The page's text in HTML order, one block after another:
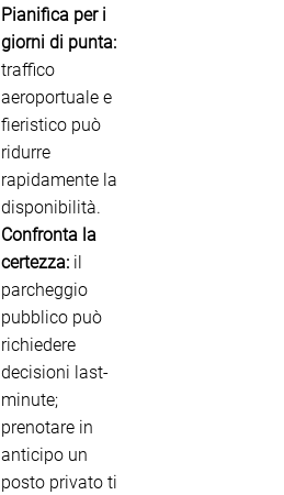
Pianifica per i
giorni di punta:
traffico
aeroportuale e
fieristico può
ridurre
rapidamente la
disponibilità.
Confronta la
certezza: il
parcheggio
pubblico può
richiedere
decisioni last-
minute;
prenotare in
anticipo un
posto privato ti